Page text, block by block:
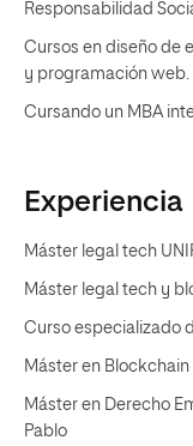
Responsabilidad
Cursos en diseño de
y programación web.
Cursando un MBA
Experiencia
Máster legal tech
Máster legal tech y
Curso especializado
Máster en
Máster en Derecho
Pablo